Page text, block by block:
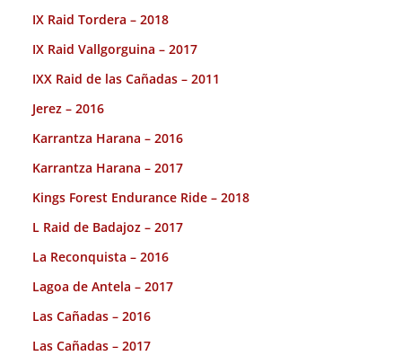
IX Raid Tordera – 2018
IX Raid Vallgorguina – 2017
IXX Raid de las Cañadas – 2011
Jerez – 2016
Karrantza Harana – 2016
Karrantza Harana – 2017
Kings Forest Endurance Ride – 2018
L Raid de Badajoz – 2017
La Reconquista – 2016
Lagoa de Antela – 2017
Las Cañadas – 2016
Las Cañadas – 2017